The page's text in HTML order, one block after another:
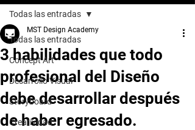
Todas las entradas
Concept Art
Desarrollo Visual
Storyboard
Creatividad
Todas las entradas
3 habilidades que todo
profesional del Diseño
debe desarrollar después
de haber egresado.
MST Design Academy